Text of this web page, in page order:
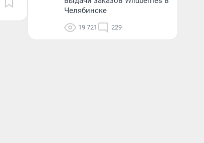
Челябинске
19 721 229